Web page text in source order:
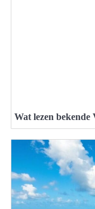
Wat lezen bekende